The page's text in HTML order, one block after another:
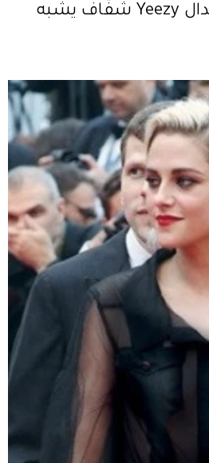
حذاء الأسبوع: صندال Yeezy شفّاف يشبه